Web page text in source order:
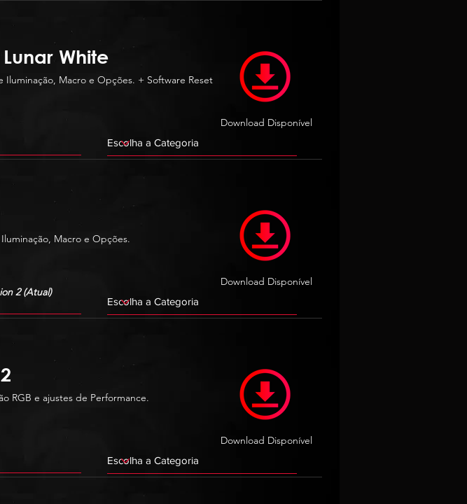
White
Macro e Opções. + Software Reset
Download Disponível
Macro e Opções.
2 (Atual)
Download Disponível
RGB e ajustes de Performance.
Download Disponível